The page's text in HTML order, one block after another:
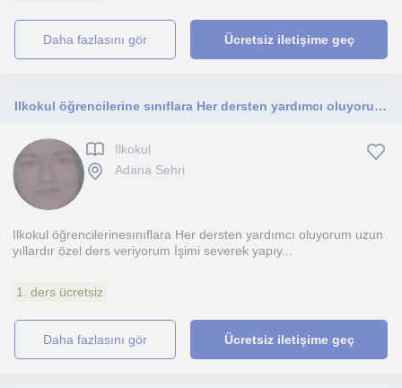
daha fazlasını gör Ücretsiz iletişime geç
Ilkokul öğrencilerine sınıflara Her dersten yardımcı oluyorum uzun yıllardır özel ders veriyorum İşimi severek yapıyorum
Ilkokul
Adana Sehri
Ilkokul öğrencilerinesınıflara Her dersten yardımcı oluyorum uzun
yıllardır özel ders veriyorum İşimi severek yapıy...
1. ders ücretsiz
daha fazlasını gör Ücretsiz iletişime geç